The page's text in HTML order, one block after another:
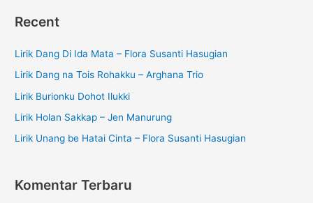
Recent
Lirik Dang Di Ida Mata – Flora Susanti Hasugian
Lirik Dang na Tois Rohakku – Arghana Trio
Lirik Burionku Dohot Ilukki
Lirik Holan Sakkap – Jen Manurung
Lirik Unang be Hatai Cinta – Flora Susanti Hasugian
Komentar Terbaru